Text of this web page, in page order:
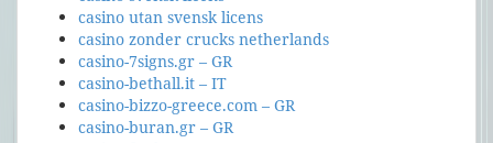
casino utan svensk licens
casino zonder crucks netherlands
casino-7signs.gr – GR
casino-bethall.it – IT
casino-bizzo-greece.com – GR
casino-buran.gr – GR